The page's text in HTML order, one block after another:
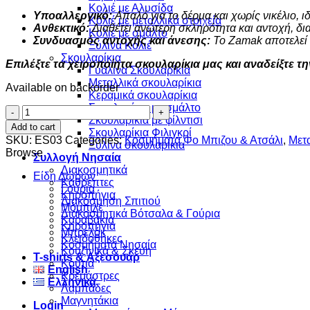
Κολιέ με Αλυσίδα
Κολιέ με μεταλλικά στοιχεία
Κολιε με σμάλτο
Ξύλινα Κολιέ
Σκουλαρίκια
Γυάλινα Σκουλαρίκια
Μεταλλικά σκουλαρίκια
Κεραμικά σκουλαρίκια
Σκουλαρίκια με σμάλτο
Σκουλαρίκια με φίλντισι
Σκουλαρίκια Φιλιγκρί
Ξύλινα σκουλαρίκια
Συλλογή Νησαία
Διακοσμητικά
Καθρέπτες
Κηροπήγια
Μόμπιλε
Καραβάκια
Μπρελόκ
Κοσμήματα Νησαία
Τ-shirts & Αξεσουάρ
English
Ελληνικά
Login
Υποαλλεργικό:Απαλό για το δέρμα και χωρίς νικέλιο,
Ανθεκτικό:Διαθέτει ανώτερη σκληρότητα και αντοχή,
Συνδυασμός αντοχής και άνεσης: Το Zamak αποτελεί
Επιλέξτε τα χειροποίητα σκουλαρίκια μας και αναδείξτε
Available on backorder
Χάρτινο
Καραβάκι
quantity
Add to cart
SKU: ES03 Categories:Κοσμήματα Φο Μπιζου & Ατσάλι,
Browse
Είδη Δώρων
Γούρια
Διακόσμηση Σπιτιού
Διακοσμητικά Βότσαλα & Γούρια
Κηροπήγια
Κλειδοθήκες
Κουζινικά & Σκεύη
Κουτιά
Κρεμάστρες
Λαμπάδες
Μαγνητάκια